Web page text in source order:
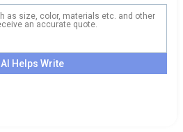
AI Helps Write